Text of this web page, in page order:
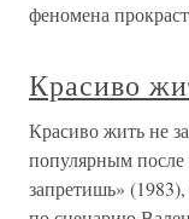
феномена
Красиво
Красиво жить не
популярным
запретишь»